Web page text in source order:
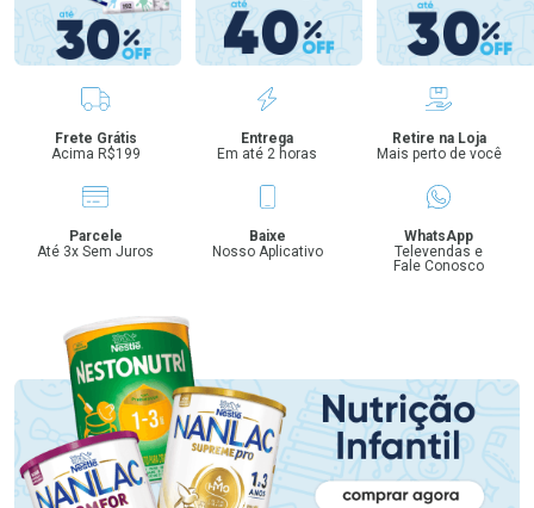
Benefícios
Frete Grátis
Acima R$199
Entrega
Em até 2 horas
Retire na Loja
Mais perto de você
Parcele
Até 3x Sem Juros
Baixe
Nosso Aplicativo
WhatsApp
Televendas e
Fale Conosco